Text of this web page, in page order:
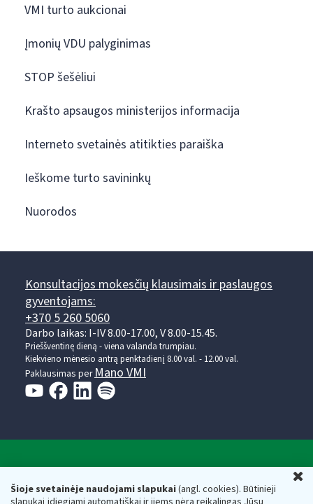
Šioje svetainėje naudojami slapukai(angl. cookies). Būtinieji
VMI turto aukcionai
Įmonių VDU palyginimas
STOP šešėliui
Krašto apsaugos ministerijos informacija
Interneto svetainės atitikties paraiška
Ieškome turto savininkų
Nuorodos
Konsultacijos mokesčių klausimais ir paslaugos
gyventojams:
+370 5 260 5060
Darbo laikas: I-IV 8.00-17.00, V 8.00-15.45.
Prieššventinę dieną - viena valanda trumpiau.
Kiekvieno mėnesio antrą penktadienį 8.00 val. - 12.00 val.
Paklausimas per Mano VMI
Respublikos finansų ministerijos